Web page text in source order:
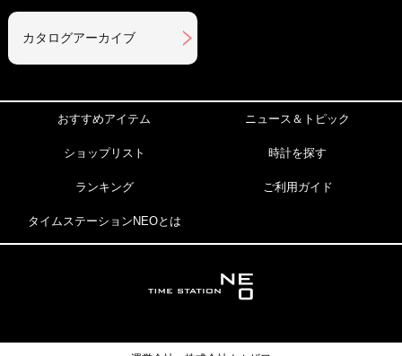
カタログアーカイブ
おすすめアイテム ニュース＆トピック
ショップリスト 時計を探す
ランキング ご利用ガイド
タイムステーションNEOとは